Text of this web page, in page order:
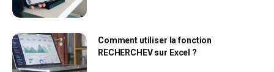
Comment utiliser la fonction
RECHERCHEV sur Excel ?